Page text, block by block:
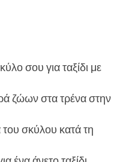
τη διάρκεια του
κατά τη διάρκεια
κατά τη διάρκεια
επιβάτες
σου για ταξίδι με
ζώων στα τρένα στην
σκύλου κατά τη